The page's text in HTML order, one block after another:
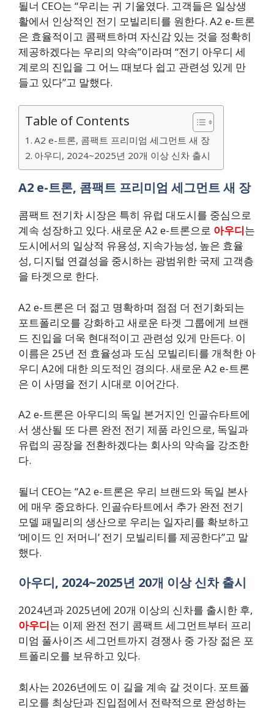
될너 CEO는 “우리는 귀 기울였다. 고객들은 일상생
활에서 인상적인 전기 모빌리티를 원한다. A2 e-트론
은 효율적이고 콤팩트하며 자신감 있는 것을 정확히
제공하겠다는 우리의 약속”이라며 “전기 아우디 세
계로의 진입을 그 어느 때보다 쉽고 관련성 있게 만
들고 있다”고 말했다.
Table of Contents
A2 e-트론, 콤팩트 프리미엄 세그먼트 새 장
아우디, 2024~2025년 20개 이상 신차 출시
A2 e-트론, 콤팩트 프리미엄 세그먼트 새 장
콤팩트 전기차 시장은 특히 유럽 대도시를 중심으로
계속 성장하고 있다. 새로운 A2 e-트론으로 아우디는
도시에서의 일상적 유용성, 지속가능성, 높은 효율
성, 디지털 연결성을 중시하는 광범위한 국제 고객층
을 타겟으로 한다.
A2 e-트론은 더 젊고 명확하며 점점 더 전기화되는
포트폴리오를 강화하고 새로운 타겟 그룹에게 브랜
드 진입을 더욱 현대적이고 관련성 있게 만든다. 이
이름은 25년 전 효율성과 도심 모빌리티를 개척한 아
우디 A2에 대한 의도적인 경의다. 새로운 A2 e-트론
은 이 사명을 전기 시대로 이어간다.
A2 e-트론은 아우디의 독일 본거지인 인골슈타트에
서 생산될 또 다른 완전 전기 제품 라인으로, 독일과
유럽의 공장을 전환하겠다는 회사의 약속을 강조한
다.
될너 CEO는 “A2 e-트론은 우리 브랜드와 독일 본사
에 매우 중요하다. 인골슈타트에서 추가 완전 전기
모델 패밀리의 생산으로 우리는 일자리를 확보하고
‘메이드 인 저머니’ 전기 모빌리티를 제공한다”고 말
했다.
아우디, 2024~2025년 20개 이상 신차 출시
2024년과 2025년에 20개 이상의 신차를 출시한 후,
아우디는 이제 완전 전기 콤팩트 세그먼트부터 프리
미엄 풀사이즈 세그먼트까지 경쟁사 중 가장 젊은 포
트폴리오를 보유하고 있다.
회사는 2026년에도 이 길을 계속 갈 것이다. 포트폴
리오를 최상단과 진입점에서 전략적으로 완성하는